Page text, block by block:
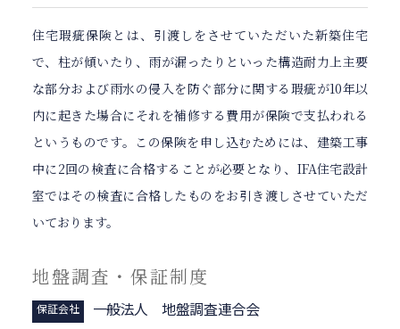
住宅瑕疵保険とは、引渡しをさせていただいた新築住宅
で、柱が傾いたり、雨が漏ったりといった構造耐力上主要
な部分および雨水の侵入を防ぐ部分に関する瑕疵が10年以
内に起きた場合にそれを補修する費用が保険で支払われる
というものです。この保険を申し込むためには、建築工事
中に2回の検査に合格することが必要となり、IFA住宅設計
室ではその検査に合格したものをお引き渡しさせていただ
いております。
地盤調査・保証制度
保証会社 一般法人 地盤調査連合会